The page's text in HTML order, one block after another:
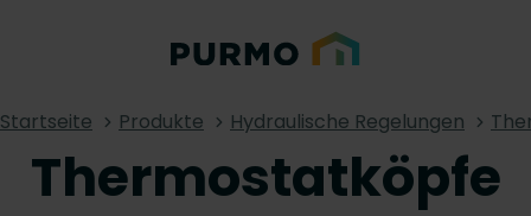
Startseite Produkte Hydraulische Regelungen
Thermostatköpfe